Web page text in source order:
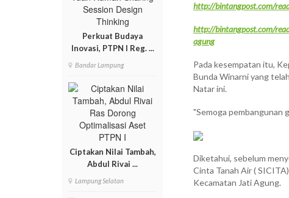
Perkuat Budaya
Inovasi, PTPN I Reg. ...
Bandar Lampung
Ciptakan Nilai Tambah,
Abdul Rivai ...
Lampung Selatan
http://bintangpost.com/
http://bintangpost.com/
agung
Pada kesempatan itu,
Bunda Winarni yang
Natar ini.
"Semoga pembangunan
Diketahui, sebelum
Cinta Tanah Air (
Kecamatan Jati Agung.